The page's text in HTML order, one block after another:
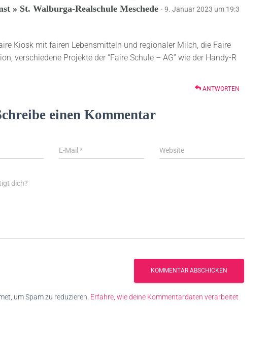
» St. Walburga-Realschule Meschede · 9. Januar 2023 um 19:3
Kiosk mit fairen Lebensmitteln und regionaler Milch, die Faire
verschiedene Projekte der “Faire Schule – AG” wie der Handy-R
ANTWORTEN
einen Kommentar
E-Mail * Website
dich?
um Spam zu reduzieren. Erfahre, wie deine Kommentardaten verarbeitet